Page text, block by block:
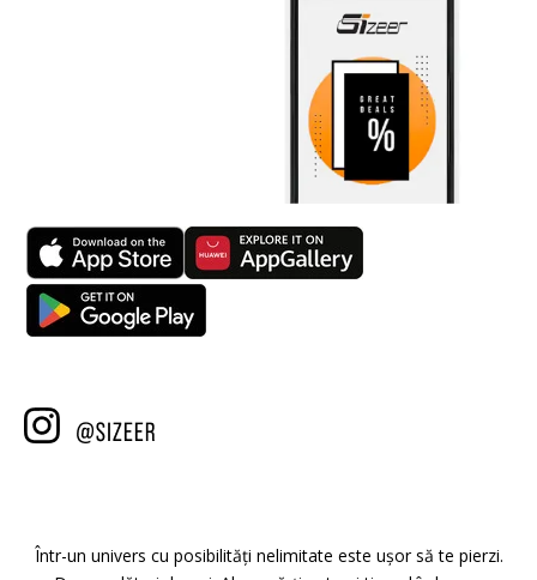
Într-un univers cu posibilități nelimitate este ușor să te pierzi.